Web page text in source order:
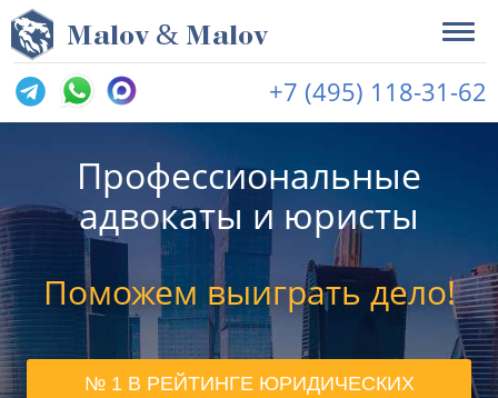
Malov & Malov
+7 (495) 118-31-62
Профессиональные
адвокаты и юристы
Поможем выиграть дело!
№ 1 В РЕЙТИНГЕ ЮРИДИЧЕСКИХ